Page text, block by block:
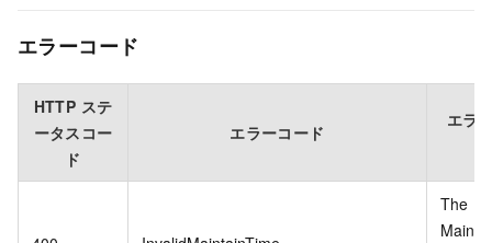
エラーコード
HTTP ステ
ータスコー
ド
エラーコード
エラ
The